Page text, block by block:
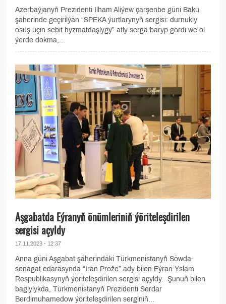
Azerbaýjanyň Prezidenti Ilham Aliýew çarşenbe güni Baku
şäherinde geçirilýän “SPEKA ýurtlarynyň sergisi: durnukly
ösüş üçin sebit hyzmatdaşlygy” atly sergä baryp gördi we ol
ýerde dokma,...
Aşgabatda Eýranyň önümleriniň ýöriteleşdirilen
sergisi açyldy
17.11.2023 - 12:37
Anna güni Aşgabat şäherindäki Türkmenistanyň Söwda-
senagat edarasynda “Iran Prože” ady bilen Eýran Yslam
Respublikasynyň ýöriteleşdirilen sergisi açyldy. Şunuň bilen
baglylykda, Türkmenistanyň Prezidenti Serdar
Berdimuhamedow ýöriteleşdirilen serginiň...